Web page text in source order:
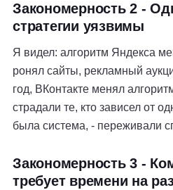
Закономерность 2 -
стратегии уязвимы
Я видел: алгоритм Яндекса
ронял сайты, рекламный
год, ВКонтакте менял
страдали те, кто зависел от
была система, - переживали
Закономерность 3 -
требует времени на